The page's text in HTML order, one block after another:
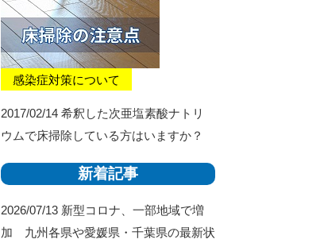
感染症対策について
2017/02/14 希釈した次亜塩素酸ナトリ
ウムで床掃除している方はいますか？
新着記事
2026/07/13 新型コロナ、一部地域で増
加 九州各県や愛媛県・千葉県の最新状